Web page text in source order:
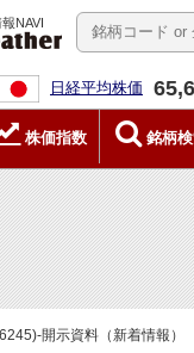
NAVI
日経平均株価
株価指数 銘柄
開示資料（新着情報）